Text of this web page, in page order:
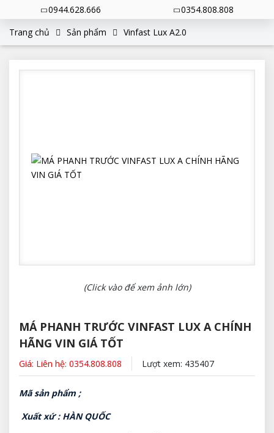
0944.628.666
0354.808.808
Trang chủ
Sản phẩm Vinfast Lux A2.0
(Click vào để xem ảnh lớn)
MÁ PHANH TRƯỚC VINFAST LUX A CHÍNH
HÃNG VIN GIÁ TỐT
Giá: Liên hệ: 0354.808.808 Lượt xem: 435407
Mã sản phẩm ;
Xuất xứ : HÀN QUỐC